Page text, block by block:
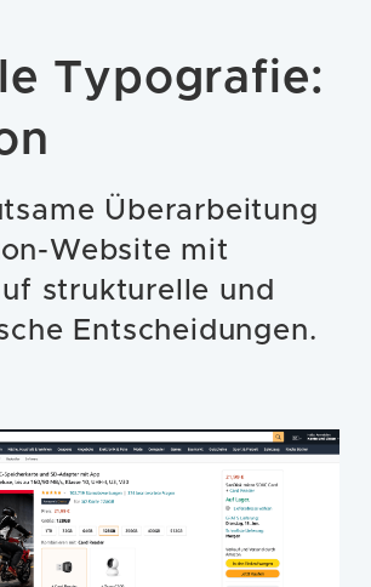
Typografie:
Überarbeitung
Website mit
strukturelle und
Entscheidungen.